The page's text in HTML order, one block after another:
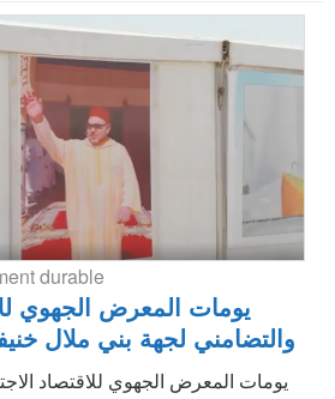
durable
يومات المعرض الجهوي
والتضامني لجهة بني ملال
يومات المعرض الجهوي للاقتصاد